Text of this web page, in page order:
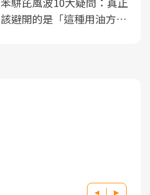
該避開的是「這種用油方